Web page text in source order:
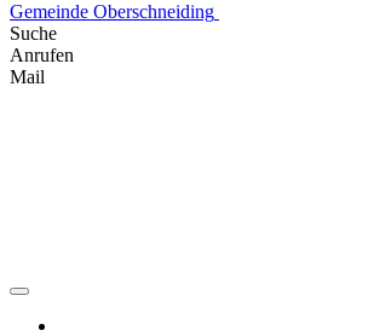
Gemeinde Oberschneiding
Suche
Anrufen
Mail